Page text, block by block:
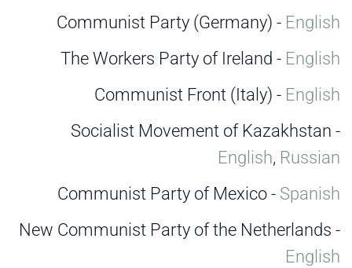
Communist Party (Germany) - English
The Workers Party of Ireland - English
Communist Front (Italy) - English
Socialist Movement of Kazakhstan -
English, Russian
Communist Party of Mexico - Spanish
New Communist Party of the Netherlands -
English